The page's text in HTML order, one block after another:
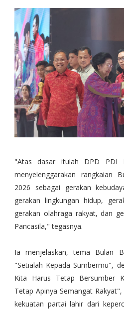
"Atas dasar itulah DPD PDI
menyelenggarakan rangkaian
2026 sebagai gerakan
gerakan lingkungan hidup,
gerakan olahraga rakyat, dan
Pancasila," tegasnya.
Ia menjelaskan, tema Bulan
"Setialah Kepada Sumbermu",
Kita Harus Tetap Bersumber
Tetap Apinya Semangat
kekuatan partai lahir dari